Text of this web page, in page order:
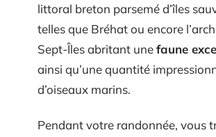
littoral breton parsemé d’îles
telles que Bréhat ou encore
Sept-Îles abritant unefaune
ainsi qu’une quantité
d’oiseaux marins.
Pendant votre randonnée, vous